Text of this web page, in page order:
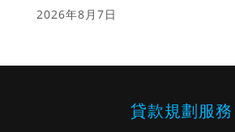
2026年8月7日
貸款規劃服務